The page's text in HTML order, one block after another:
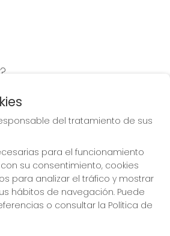
del tratamiento de sus
para el funcionamiento
su consentimiento, cookies
para analizar el tráfico y mostrar
hábitos de navegación. Puede
o consultar la Política de